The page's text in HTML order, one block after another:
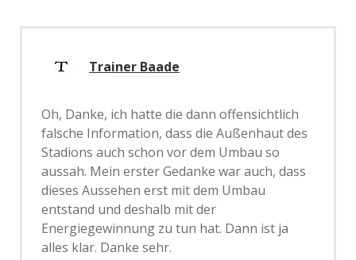
Trainer Baade
Oh, Danke, ich hatte die dann offensichtlich
falsche Information, dass die Außenhaut des
Stadions auch schon vor dem Umbau so
aussah. Mein erster Gedanke war auch, dass
dieses Aussehen erst mit dem Umbau
entstand und deshalb mit der
Energiegewinnung zu tun hat. Dann ist ja
alles klar. Danke sehr.